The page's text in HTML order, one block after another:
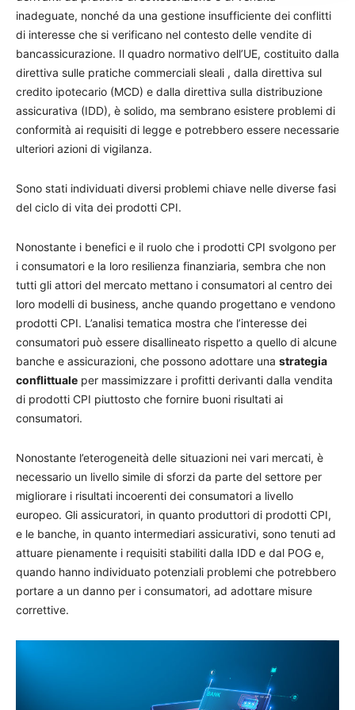
inadeguate, nonché da una gestione insufficiente dei conflitti
di interesse che si verificano nel contesto delle vendite di
bancassicurazione. Il quadro normativo dell’UE, costituito dalla
direttiva sulle pratiche commerciali sleali , dalla direttiva sul
credito ipotecario (MCD) e dalla direttiva sulla distribuzione
assicurativa (IDD), è solido, ma sembrano esistere problemi di
conformità ai requisiti di legge e potrebbero essere necessarie
ulteriori azioni di vigilanza.
Sono stati individuati diversi problemi chiave nelle diverse fasi
del ciclo di vita dei prodotti CPI.
Nonostante i benefici e il ruolo che i prodotti CPI svolgono per
i consumatori e la loro resilienza finanziaria, sembra che non
tutti gli attori del mercato mettano i consumatori al centro dei
loro modelli di business, anche quando progettano e vendono
prodotti CPI. L’analisi tematica mostra che l’interesse dei
consumatori può essere disallineato rispetto a quello di alcune
banche e assicurazioni, che possono adottare una strategia
conflittuale per massimizzare i profitti derivanti dalla vendita
di prodotti CPI piuttosto che fornire buoni risultati ai
consumatori.
Nonostante l’eterogeneità delle situazioni nei vari mercati, è
necessario un livello simile di sforzi da parte del settore per
migliorare i risultati incoerenti dei consumatori a livello
europeo. Gli assicuratori, in quanto produttori di prodotti CPI,
e le banche, in quanto intermediari assicurativi, sono tenuti ad
attuare pienamente i requisiti stabiliti dalla IDD e dal POG e,
quando hanno individuato potenziali problemi che potrebbero
portare a un danno per i consumatori, ad adottare misure
correttive.